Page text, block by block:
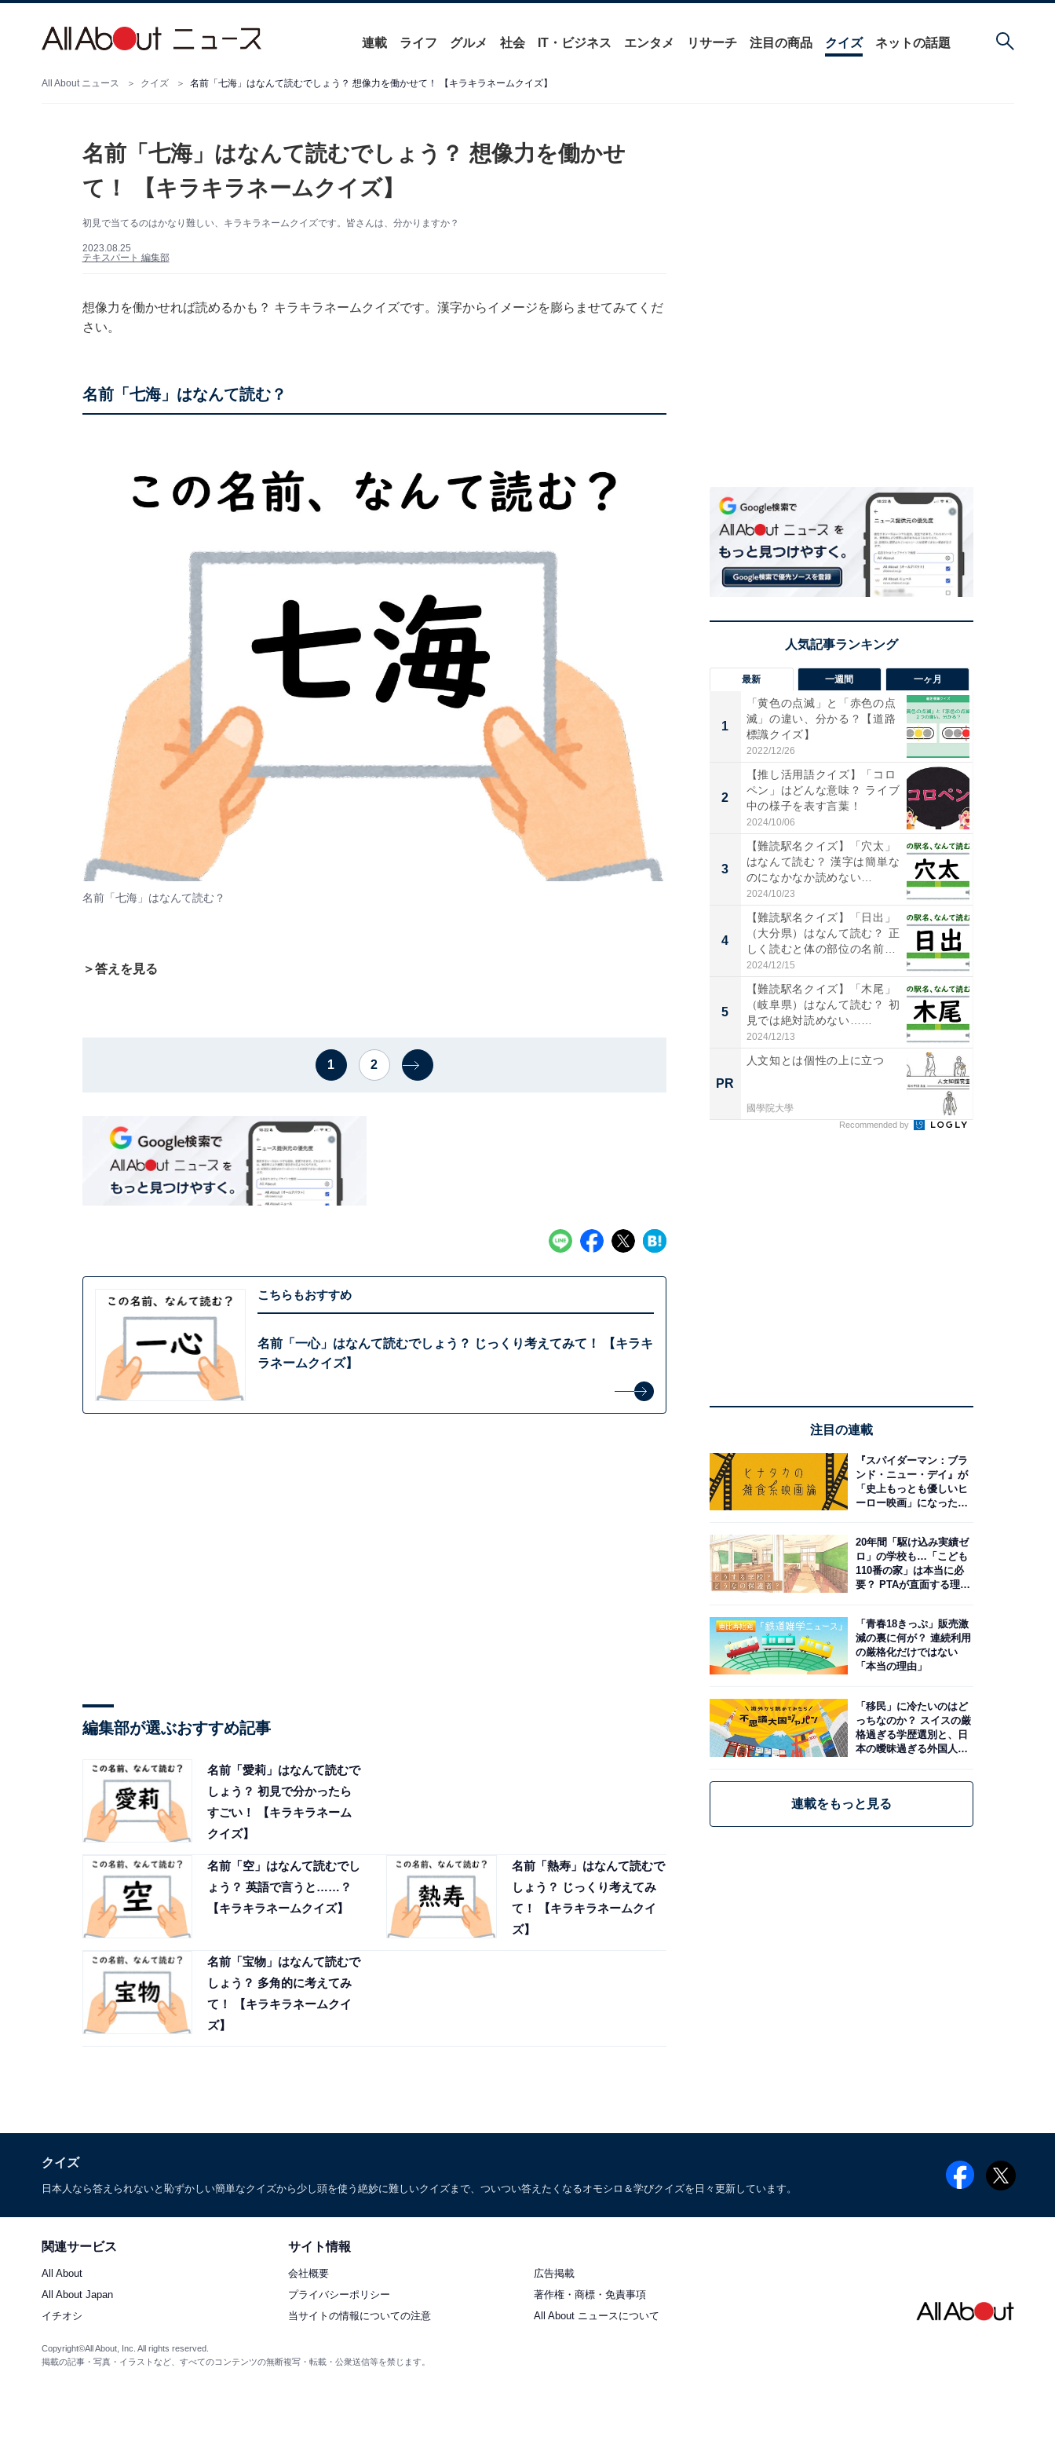
連載 ライフ グルメ 社会 IT・ビジネス エンタメ リサーチ 注目の商品 クイズ ネットの話題
All About ニュース クイズ 名前「七海」はなんて読むでしょう？ 想像力を働かせて！ 【キラキラネームクイズ】
名前「七海」はなんて読むでしょう？ 想像力を働かせ
て！ 【キラキラネームクイズ】
初見で当てるのはかなり難しい、キラキラネームクイズです。皆さんは、分かりますか？
2023.08.25
テキスパート 編集部
想像力を働かせれば読めるかも？ キラキラネームクイズです。漢字からイメージを膨らませてみてくだ
さい。
名前「七海」はなんて読む？
名前「七海」はなんて読む？
＞答えを見る
1 2
こちらもおすすめ
名前「一心」はなんて読むでしょう？ じっくり考えてみて！ 【キラキ
ラネームクイズ】
編集部が選ぶおすすめ記事
名前「愛莉」はなんて読むで
しょう？ 初見で分かったら
すごい！ 【キラキラネーム
クイズ】
名前「空」はなんて読むでし
ょう？ 英語で言うと……？
【キラキラネームクイズ】
名前「熱寿」はなんて読むで
しょう？ じっくり考えてみ
て！ 【キラキラネームクイ
ズ】
名前「宝物」はなんて読むで
しょう？ 多角的に考えてみ
て！ 【キラキラネームクイ
ズ】
最新 一週間 一ヶ月
1
「黄色の点滅」と「赤色の点
滅」の違い、分かる？【道路
標識クイズ】
2022/12/26
2
【推し活用語クイズ】「コロ
ペン」はどんな意味？ ライブ
中の様子を表す言葉！
2024/10/06
3
【難読駅名クイズ】「穴太」
はなんて読む？ 漢字は簡単な
のになかなか読めない…
2024/10/23
4
【難読駅名クイズ】「日出」
（大分県）はなんて読む？ 正
しく読むと体の部位の名前
に...
2024/12/15
5
【難読駅名クイズ】「木尾」
（岐阜県）はなんて読む？ 初
見では絶対読めない……
2024/12/13
PR
人文知とは個性の上に立つ
國學院大學
Recommended by
注目の連載
『スパイダーマン：ブラ
ンド・ニュー・デイ』が
「史上もっとも優しいヒ
ーロー映画」になった理
20年間「駆け込み実績ゼ
ロ」の学校も…「こども
110番の家」は本当に必
要？ PTAが直面する理想
「青春18きっぷ」販売激
減の裏に何が？ 連続利用
の厳格化だけではない
「本当の理由」
「移民」に冷たいのはど
っちなのか？ スイスの厳
格過ぎる学歴選別と、日
本の曖昧過ぎる外国人政
連載をもっと見る
クイズ
日本人なら答えられないと恥ずかしい簡単なクイズから少し頭を使う絶妙に難しいクイズまで、ついつい答えたくなるオモシロ＆学びクイズを日々更新しています。
関連サービス
All About
All About Japan
イチオシ
サイト情報
会社概要
広告掲載
プライバシーポリシー
著作権・商標・免責事項
当サイトの情報についての注意
All About ニュースについて
Copyright©All About, Inc. All rights reserved.
掲載の記事・写真・イラストなど、すべてのコンテンツの無断複写・転載・公衆送信等を禁じます。